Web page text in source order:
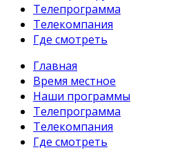
Телепрограмма
Телекомпания
Где смотреть
Главная
Время местное
Наши программы
Телепрограмма
Телекомпания
Где смотреть